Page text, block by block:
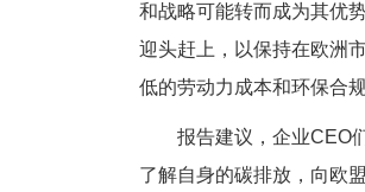
和战略可能转而成为其优
迎头赶上，以保持在欧洲
低的劳动力成本和环保合
报告建议，企业CEO们
了解自身的碳排放，向欧